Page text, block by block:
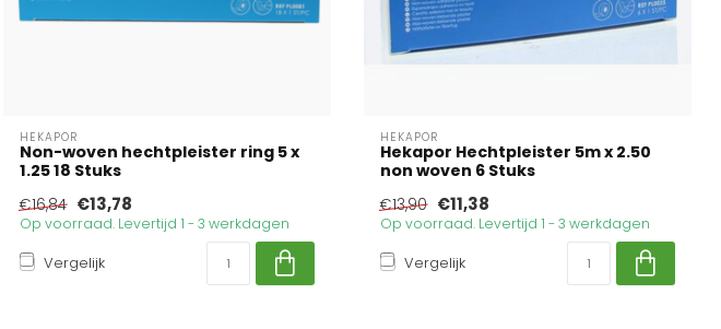
HEKAPOR
Non-woven hechtpleister ring 5 x
1.25 18 Stuks
€16,84 €13,78
Op voorraad. Levertijd 1 - 3 werkdagen
Vergelijk
HEKAPOR
Hekapor Hechtpleister 5m x 2.50
non woven 6 Stuks
€13,90 €11,38
Op voorraad. Levertijd 1 - 3 werkdagen
Vergelijk